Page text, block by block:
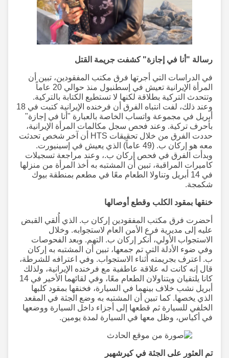
رسالة "أنا في إجازة" كشفت جريمة القتل
في الدراسات التي أجرتها فرق مكتب المفقودين، تبين أن
المرأة الإيرانية تعيش في إسطنبول منذ حوالي 20 عاماً
وتتحدث التركية بطلاقة لكنها لا تستطيع الكتابة بالتركية.
وعند ذلك، لفت انتباه الفرق أن فرخنده الإيرانية كتبت في 18
أبريل في مجموعة واتساب الخاصة بالعبارة "أنا في إجازة"
بأحرف تركية. وعند فحص سجل مكالمات المرأة الإيرانية،
حددت الفرق من خلال تحقيقات HTS أن آخر شخص تحدثت
معه هو إركان ب. (49 عاماً) الذي يعيش في إسينيورت.
وبدأت الفرق في فحص إركان ب.، وعند مراجعة تسجيلات
كاميرات المراقبة، تبين أن المشتبه به أخذ المرأة من منزلها
في 14 أبريل وتناولا الطعام معًا في مطعم بمنطقة بيوك
شكمجة.
خنقها بمقود الكلب وقطع أوصالها
أحضرت فرق مكتب المفقودين إركان ب. الذي أُلقي القبض
عليه إلى مديرية فرع الأمن العام لاستجوابه. وخلال
الاستجواب الأولي، أنكر إركان ب. التهم. وبعد الفحوصات
وفي ضوء الأدلة التي تم جمعها، تبين أن المشتبه به إركان
ب. اعترف بجريمته أثناء الاستجواب. وفي اعترافه للشرطة،
قال إنه كانت له علاقة عاطفية مع فرخنده الإيرانية، ولذلك
كانا يلتقيان ويتناولان الطعام معًا، وفي لقائهما الأخير في 14
أبريل نشب خلاف بينهما في السيارة، فخنقها بمقود كلبها
الذي يخصها. كما تبين أن المشتبه به وضع الجثة في المقعد
الخلفي للسيارة ثم قطعها إلى أجزاء داخل السيارة ووضعها
في أكياس، وظل معها في السيارة لمدة يومين.
تم العثور على الجثة في كيرشهير